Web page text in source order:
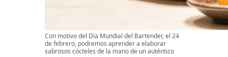
Con motivo del Día Mundial del Bartender, el 24
de febrero, podremos aprender a elaborar
sabrosos cócteles de la mano de un auténtico